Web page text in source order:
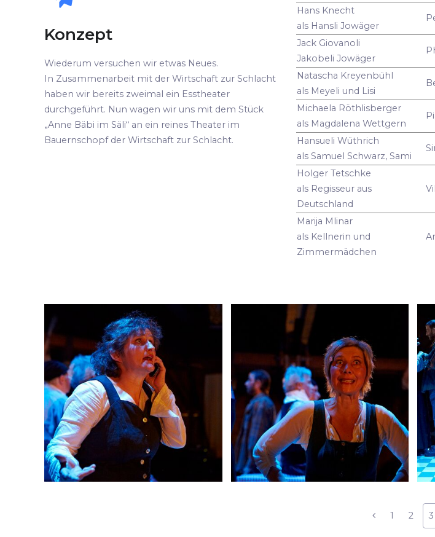
Konzept
Wiederum versuchen wir etwas Neues.
In Zusammenarbeit mit der Wirtschaft zur Schlacht
haben wir bereits zweimal ein Esstheater
durchgeführt. Nun wagen wir uns mit dem Stück
„Anne Bäbi im Säli“ an ein reines Theater im
Bauernschopf der Wirtschaft zur Schlacht.
Hans Knecht
als Hansli Jowäger
Jack Giovanoli
Jakobeli Jowäger
Natascha Kreyenbühl
als Meyeli und Lisi
Michaela Röthlisberger
als Magdalena Wettgern
Hansueli Wüthrich
als Samuel Schwarz, Sami
Holger Tetschke
als Regisseur aus
Deutschland
Marija Mlinar
als Kellnerin und
Zimmermädchen
1 2 3